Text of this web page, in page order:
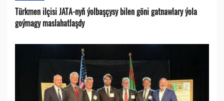
Türkmen ilçisi JATA-nyň ýolbaşçysy bilen göni gatnawlary ýola
goýmagy maslahatlaşdy